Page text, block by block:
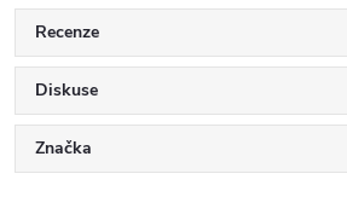
Recenze
Diskuse
Značka